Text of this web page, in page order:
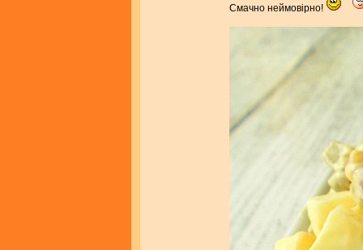
Смачно неймовірно!